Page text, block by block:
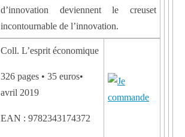
d’innovation deviennent le creuset
incontournable de l’innovation.
Coll. L’esprit économique
326 pages • 35 euros•
avril 2019
EAN : 9782343174372